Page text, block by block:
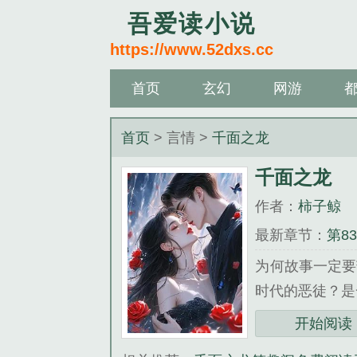
吾爱读小说
https://www.52dxs.cc
首页 玄幻 网游
首页 > 言情 >千面之龙
千面之龙
作者：柿子鲸
最新章节：第
为何故事一定
时代的恶徒？
小丑，…...
《千面之龙》
开始阅读